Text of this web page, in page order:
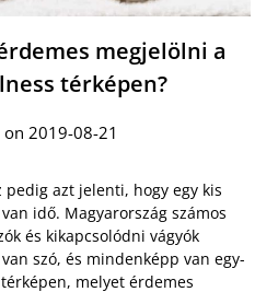
megjelölni a
térképen?
on 2019-08-21
azt jelenti, hogy egy kis
idő. Magyarország számos
és kikapcsolódni vágyók
szó, és mindenképp van egy-
melyet érdemes